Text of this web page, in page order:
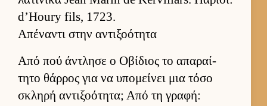
d’Houry fils, 1723.
Απέναντι στην αντιξοότητα
Από πού άντλησε ο Οβίδιος το απαραί­
τητο θάρ­ρος για να υπομεί­νει μια τόσο
σκληρή αντιξοότητα; Από τη γραφή: